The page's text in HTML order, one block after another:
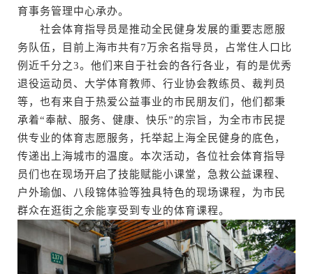
育事务管理中心承办。
社会体育指导员是推动全民健身发展的重要志愿服
务队伍，目前上海市共有7万余名指导员，占常住人口比
例近千分之3。他们来自于社会的各行各业，有的是优秀
退役运动员、大学体育教师、行业协会教练员、裁判员
等，也有来自于热爱公益事业的市民朋友们，他们都秉
承着“奉献、服务、健康、快乐”的宗旨，为全市市民提
供专业的体育志愿服务，托举起上海全民健身的底色，
传递出上海城市的温度。本次活动，各位社会体育指导
员们也在现场开启了技能赋能小课堂，急救公益课程、
户外瑜伽、八段锦体验等独具特色的现场课程，为市民
群众在逛街之余能享受到专业的体育课程。